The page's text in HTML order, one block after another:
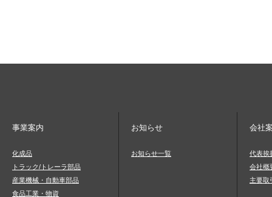
事業案内
化成品
トラック/トレーラ部品
産業機械・自動車部品
食品工業・物資
お知らせ
お知らせ一覧
会社
代表挨
会社概
主要取